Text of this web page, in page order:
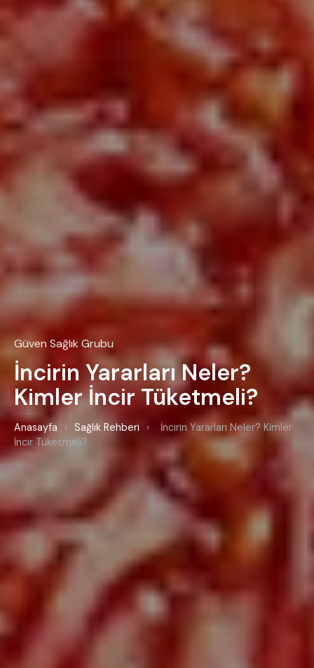
Güven Sağlık Grubu
İncirin Yararları Neler?
Kimler İncir Tüketmeli?
Anasayfa › Sağlık Rehberi ›
İncirin Yararları Neler? Kimler
İncir Tüketmeli?